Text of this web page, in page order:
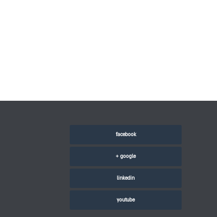
facebook
google +
linkedin
youtube